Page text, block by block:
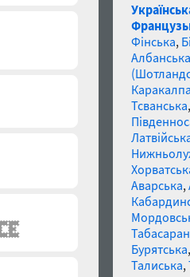
Фінська,
Албанська
Тсванська
Аварська,
Бурятська
Талиська,